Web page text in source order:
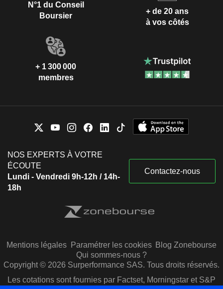
N°1 du Conseil
Boursier
+ de 20 ans
à vos côtés
+ 1 300 000
membres
NOS EXPERTS À VOTRE
ÉCOUTE
Lundi - Vendredi 9h-12h / 14h-
18h
Contactez-nous
Mentions légales Paramétrer les cookies Blog Zonebourse
Qui sommes-nous ?
Copyright © 2026 Surperformance SAS. Tous droits réservés.
Les cotations sont fournies par Factset, Morningstar et S&P